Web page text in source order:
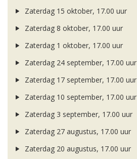
Zaterdag 15 oktober, 17.00 uur
Zaterdag 8 oktober, 17.00 uur
Zaterdag 1 oktober, 17.00 uur
Zaterdag 24 september, 17.00 uur
Zaterdag 17 september, 17.00 uur
Zaterdag 10 september, 17.00 uur
Zaterdag 3 september, 17.00 uur
Zaterdag 27 augustus, 17.00 uur
Zaterdag 20 augustus, 17.00 uur